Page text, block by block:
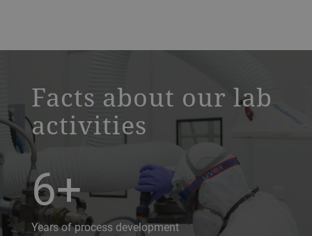
a decorative background image
Facts about our lab
activities
6+
Years of process development